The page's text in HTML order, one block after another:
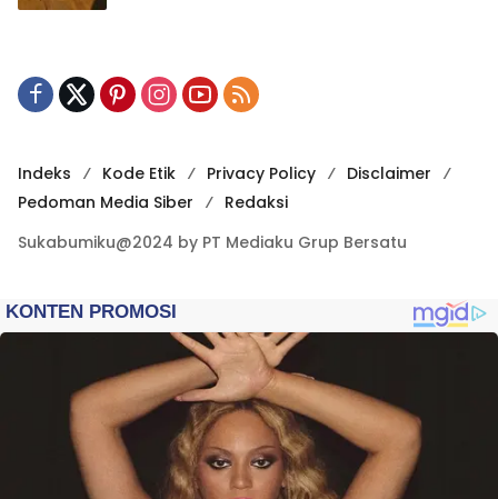
Indeks Kode Etik Privacy Policy
Disclaimer
Pedoman Media Siber
Redaksi
Sukabumiku@2024 by PT Mediaku Grup Bersatu